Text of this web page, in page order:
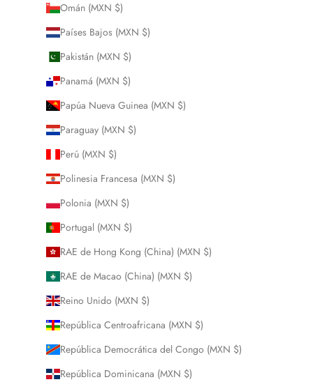
Omán (MXN $)
Países Bajos (MXN $)
Pakistán (MXN $)
Panamá (MXN $)
Papúa Nueva Guinea (MXN $)
Paraguay (MXN $)
Perú (MXN $)
Polinesia Francesa (MXN $)
Polonia (MXN $)
Portugal (MXN $)
RAE de Hong Kong (China) (MXN $)
RAE de Macao (China) (MXN $)
Reino Unido (MXN $)
República Centroafricana (MXN $)
República Democrática del Congo (MXN $)
República Dominicana (MXN $)